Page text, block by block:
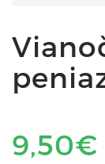
9,50€